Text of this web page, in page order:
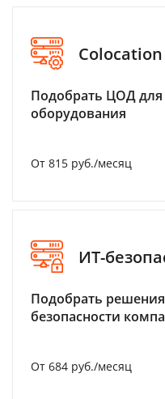
Colocation
Подобрать ЦОД
оборудования
От 815 руб./месяц
ИТ-
Подобрать
безопасности
От 684 руб./месяц